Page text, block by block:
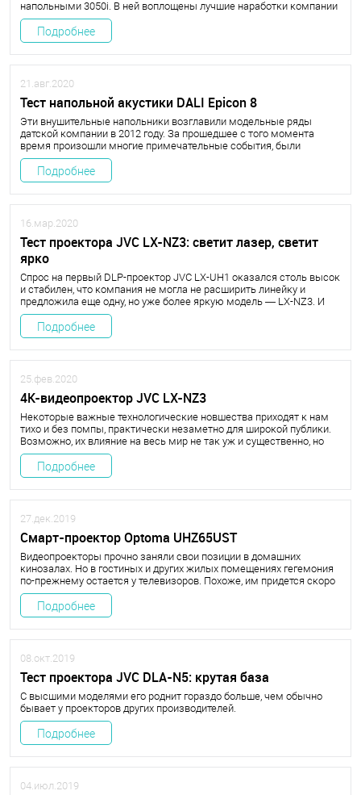
напольными 3050i. В ней воплощены лучшие наработки компании
в области создания АС.
Подробнее
21.авг.2020
Тест напольной акустики DALI Epicon 8
Эти внушительные напольники возглавили модельные ряды
датской компании в 2012 году. За прошедшее с того момента
время произошли многие примечательные события, были
созданы инновационные продукты — как в DALI, так и в отрасли в
целом, — но позиция флагмана по-прежнему остается за Epicon 8.
Подробнее
16.мар.2020
Тест проектора JVC LX-NZ3: светит лазер, светит
ярко
Спрос на первый DLP-проектор JVC LX-UH1 оказался столь высок
и стабилен, что компания не могла не расширить линейку и
предложила еще одну, но уже более яркую модель — LX-NZ3. И
она выстрелила так, что протестировать ее удалось лишь спустя
несколько месяцев после старта продаж.
Подробнее
25.фев.2020
4K-видеопроектор JVC LX-NZ3
Некоторые важные технологические новшества приходят к нам
тихо и без помпы, практически незаметно для широкой публики.
Возможно, их влияние на весь мир не так уж и существенно, но
изменения в определенной области могут оказаться
революционными. Именно это произошло недавно в сфере
дисплеев для домашнего кинотеатра. Повод для столь громкого
заявления нам дал видеопроектор JVC LX-NZ3.
Подробнее
27.дек.2019
Смарт-проектор Optoma UHZ65UST
Видеопроекторы прочно заняли свои позиции в домашних
кинозалах. Но в гостиных и других жилых помещениях гегемония
по-прежнему остается у телевизоров. Похоже, им придется скоро
потесниться – появился аппарат, способный лишить многих из них
работы. Более того, он уже доступен в России, и мы с ним
познакомились. Рассказываем…
Подробнее
08.окт.2019
Тест проектора JVC DLA-N5: крутая база
С высшими моделями его роднит гораздо больше, чем обычно
бывает у проекторов других производителей.
Подробнее
04.июл.2019